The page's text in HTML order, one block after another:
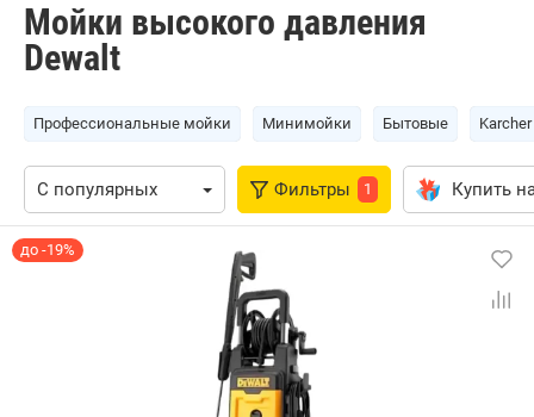
Мойки высокого давления
Dewalt
Профессиональные мойки Минимойки Бытовые Karcher
Фильтры 1 Купить
до -19%